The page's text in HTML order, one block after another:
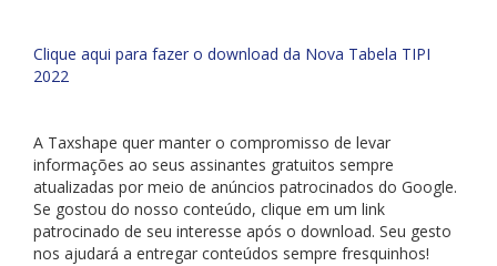
Clique aqui para fazer o download da Nova Tabela TIPI
2022
A Taxshape quer manter o compromisso de levar
informações ao seus assinantes gratuitos sempre
atualizadas por meio de anúncios patrocinados do Google.
Se gostou do nosso conteúdo, clique em um link
patrocinado de seu interesse após o download. Seu gesto
nos ajudará a entregar conteúdos sempre fresquinhos!